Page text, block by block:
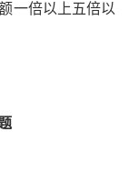
一倍以上五倍以